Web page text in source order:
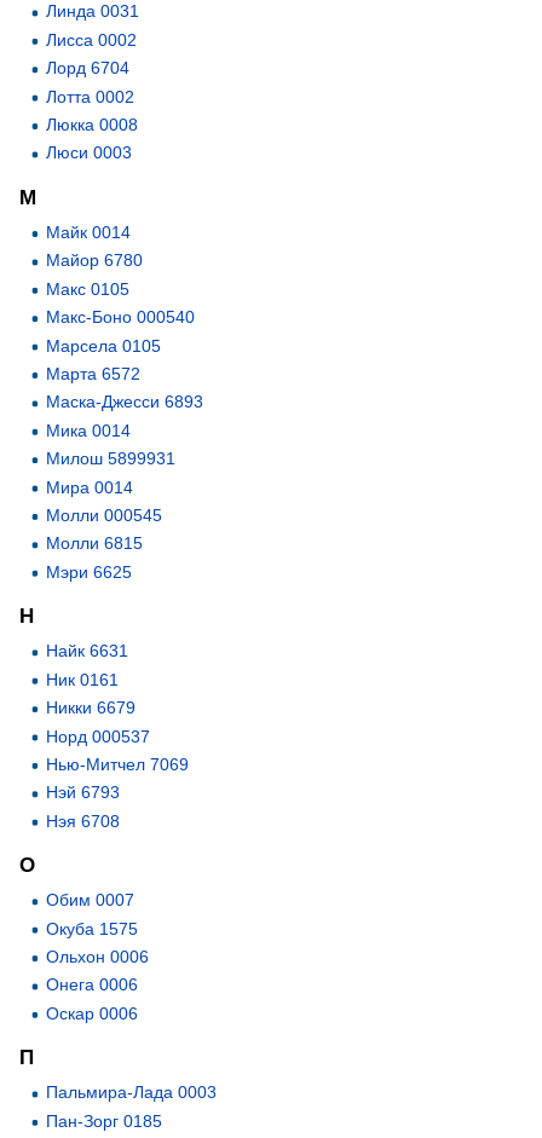
Линда 0031
Лисса 0002
Лорд 6704
Лотта 0002
Люкка 0008
Люси 0003
М
Майк 0014
Майор 6780
Макс 0105
Макс-Боно 000540
Марсела 0105
Марта 6572
Маска-Джесси 6893
Мика 0014
Милош 5899931
Мира 0014
Молли 000545
Молли 6815
Мэри 6625
Н
Найк 6631
Ник 0161
Никки 6679
Норд 000537
Нью-Митчел 7069
Нэй 6793
Нэя 6708
О
Обим 0007
Окуба 1575
Ольхон 0006
Онега 0006
Оскар 0006
П
Пальмира-Лада 0003
Пан-Зорг 0185